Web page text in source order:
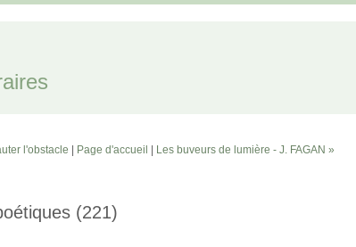
l'obstacle Page d'accueil Les buveurs de lumière - J. FAGAN »
(221)